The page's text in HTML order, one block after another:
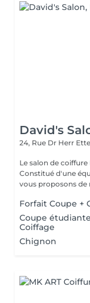
David's
24, Rue Dr Herr
Le salon de
Constitué d'une
vous proposons de
Forfait Coupe +
Coupe
Coiffage
Chignon